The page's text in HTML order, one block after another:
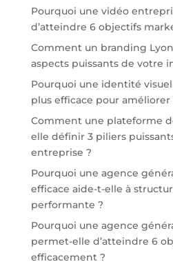
Pourquoi une vidéo
d’atteindre 6 objectifs
Comment un branding
aspects puissants de votre
Pourquoi une identité
plus efficace pour
Comment une plateforme
elle définir 3 piliers
entreprise ?
Pourquoi une agence
efficace aide-t-elle à
performante ?
Pourquoi une agence
permet-elle d’atteindre 6
efficacement ?